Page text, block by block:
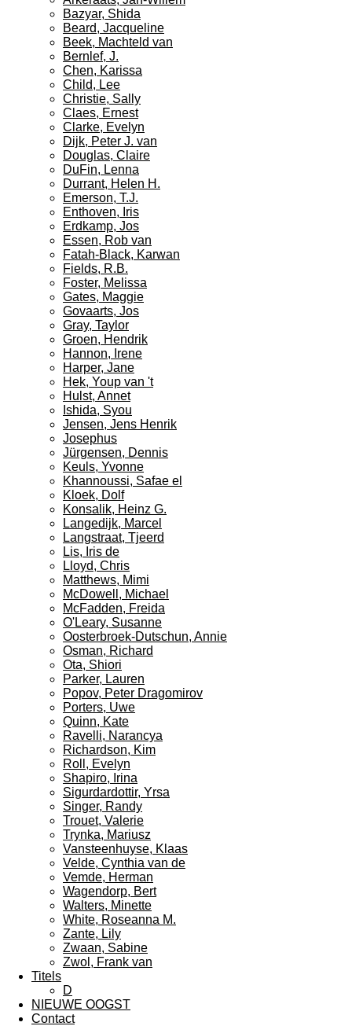
Bazyar, Shida
Beard, Jacqueline
Beek, Machteld van
Bernlef, J.
Chen, Karissa
Child, Lee
Christie, Sally
Claes, Ernest
Clarke, Evelyn
Dijk, Peter J. van
Douglas, Claire
DuFin, Lenna
Durrant, Helen H.
Emerson, T.J.
Enthoven, Iris
Erdkamp, Jos
Essen, Rob van
Fatah-Black, Karwan
Fields, R.B.
Foster, Melissa
Gates, Maggie
Govaarts, Jos
Gray, Taylor
Groen, Hendrik
Hannon, Irene
Harper, Jane
Hek, Youp van 't
Hulst, Annet
Ishida, Syou
Jensen, Jens Henrik
Josephus
Jürgensen, Dennis
Keuls, Yvonne
Khannoussi, Safae el
Kloek, Dolf
Konsalik, Heinz G.
Langedijk, Marcel
Langstraat, Tjeerd
Lis, Iris de
Lloyd, Chris
Matthews, Mimi
McDowell, Michael
McFadden, Freida
O'Leary, Susanne
Oosterbroek-Dutschun, Annie
Osman, Richard
Ota, Shiori
Parker, Lauren
Popov, Peter Dragomirov
Porters, Uwe
Quinn, Kate
Ravelli, Narancya
Richardson, Kim
Roll, Evelyn
Shapiro, Irina
Sigurdardottir, Yrsa
Singer, Randy
Trouet, Valerie
Trynka, Mariusz
Vansteenhuyse, Klaas
Velde, Cynthia van de
Vemde, Herman
Wagendorp, Bert
Walters, Minette
White, Roseanna M.
Zante, Lily
Zwaan, Sabine
Zwol, Frank van
Titels
D
NIEUWE OOGST
Contact